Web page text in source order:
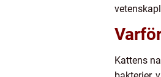
Kattens